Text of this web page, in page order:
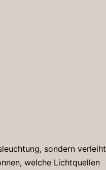
sondern verleiht
welche Lichtquellen